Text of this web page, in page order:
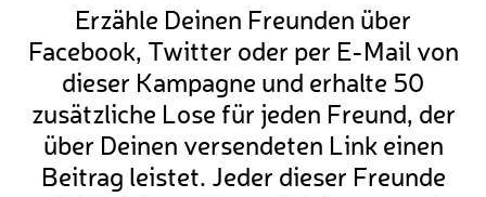
Erzähle Deinen Freunden über
Facebook, Twitter oder per E-Mail von
dieser Kampagne und erhalte 50
zusätzliche Lose für jeden Freund, der
über Deinen versendeten Link einen
Beitrag leistet. Jeder dieser Freunde